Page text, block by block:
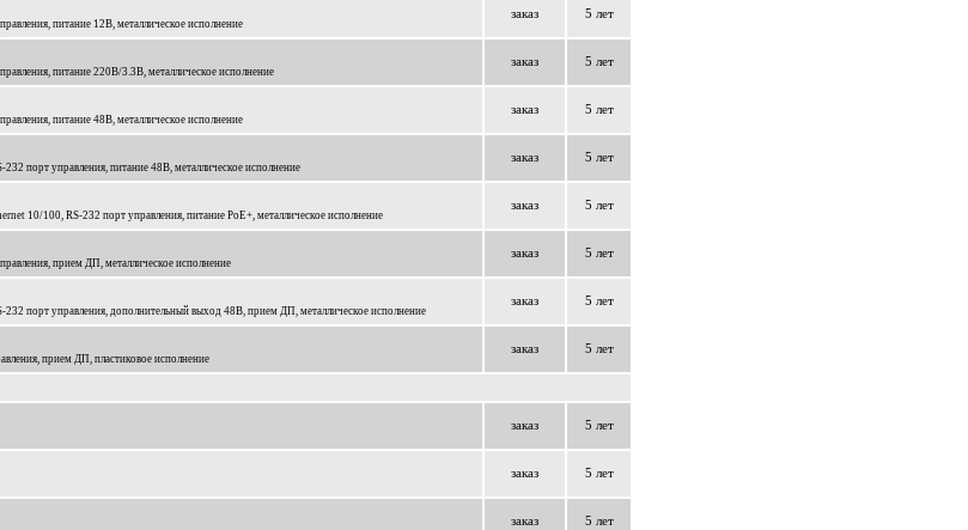
питание 12В, металлическое исполнение
заказ 5 лет
питание 220В/3.3В, металлическое исполнение
заказ 5 лет
питание 48В, металлическое исполнение
заказ 5 лет
порт управления, питание 48В, металлическое исполнение
заказ 5 лет
10/100, RS-232 порт управления, питание PoE+, металлическое исполнение
заказ 5 лет
прием ДП, металлическое исполнение
заказ 5 лет
порт управления, дополнительный выход 48В, прием ДП, металлическое исполнение
заказ 5 лет
прием ДП, пластиковое исполнение
заказ 5 лет
заказ 5 лет
заказ 5 лет
заказ 5 лет